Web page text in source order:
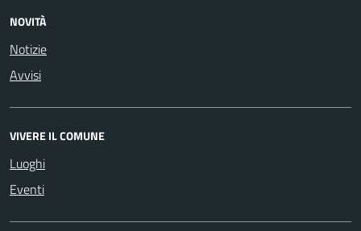
NOVITÀ
Notizie
Avvisi
VIVERE IL COMUNE
Luoghi
Eventi